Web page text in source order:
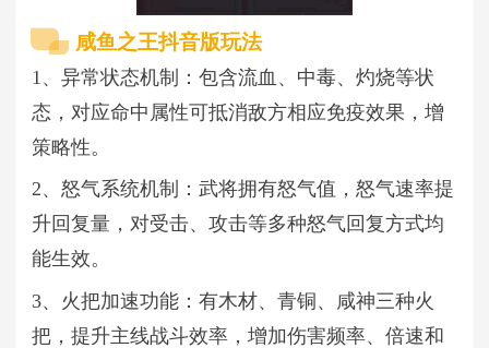
咸鱼之王抖音版玩法
1、异常状态机制：包含流血、中毒、灼烧等状
态，对应命中属性可抵消敌方相应免疫效果，增
策略性。
2、怒气系统机制：武将拥有怒气值，怒气速率提
升回复量，对受击、攻击等多种怒气回复方式均
能生效。
3、火把加速功能：有木材、青铜、咸神三种火
把，提升主线战斗效率，增加伤害频率、倍速和